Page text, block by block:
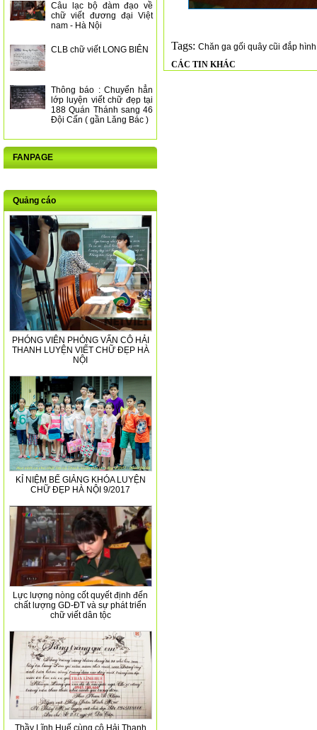
Câu lạc bộ đàm đạo về
chữ viết đương đại Việt
nam - Hà Nội
CLB chữ viết LONG BIÊN
Thông báo : Chuyển hẳn
lớp luyện viết chữ đẹp tại
188 Quán Thánh sang 46
Đội Cấn ( gần Lăng Bác )
FANPAGE
Quảng cáo
PHÓNG VIÊN PHỎNG VẤN CÔ HẢI
THANH LUYỆN VIẾT CHỮ ĐẸP HÀ
NỘI
KỈ NIỆM BẾ GIẢNG KHÓA LUYỆN
CHỮ ĐẸP HÀ NỘI 9/2017
Lực lượng nòng cốt quyết định đến
chất lượng GD-ĐT và sự phát triển
chữ viết dân tộc
Thầy Lĩnh Huế cùng cô Hải Thanh
Tags: Chăn ga gối quây cũi đắp
CÁC TIN KHÁC